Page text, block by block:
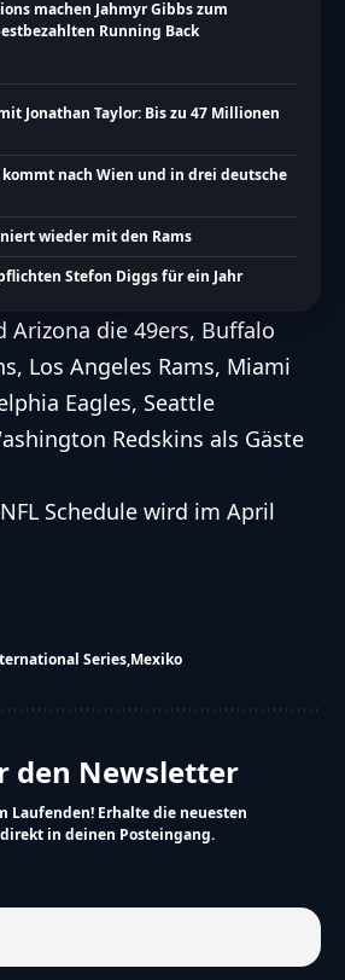
machen Jahmyr Gibbs zum
Running Back
Jonathan Taylor: Bis zu 47 Millionen
kommt nach Wien und in drei deutsche
wieder mit den Rams
Stefon Diggs für ein Jahr
Arizona die 49ers, Buffalo
Los Angeles Rams, Miami
Eagles, Seattle
Redskins als Gäste
Schedule wird im April
Series Mexiko
den Newsletter
Laufenden! Erhalte die neuesten
in deinen Posteingang.